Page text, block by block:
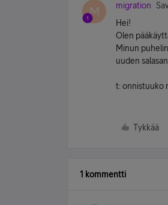
M migration
Hei!
Olen
Minun
uuden
t: onnistuuko
Tykkää
1 kommentti